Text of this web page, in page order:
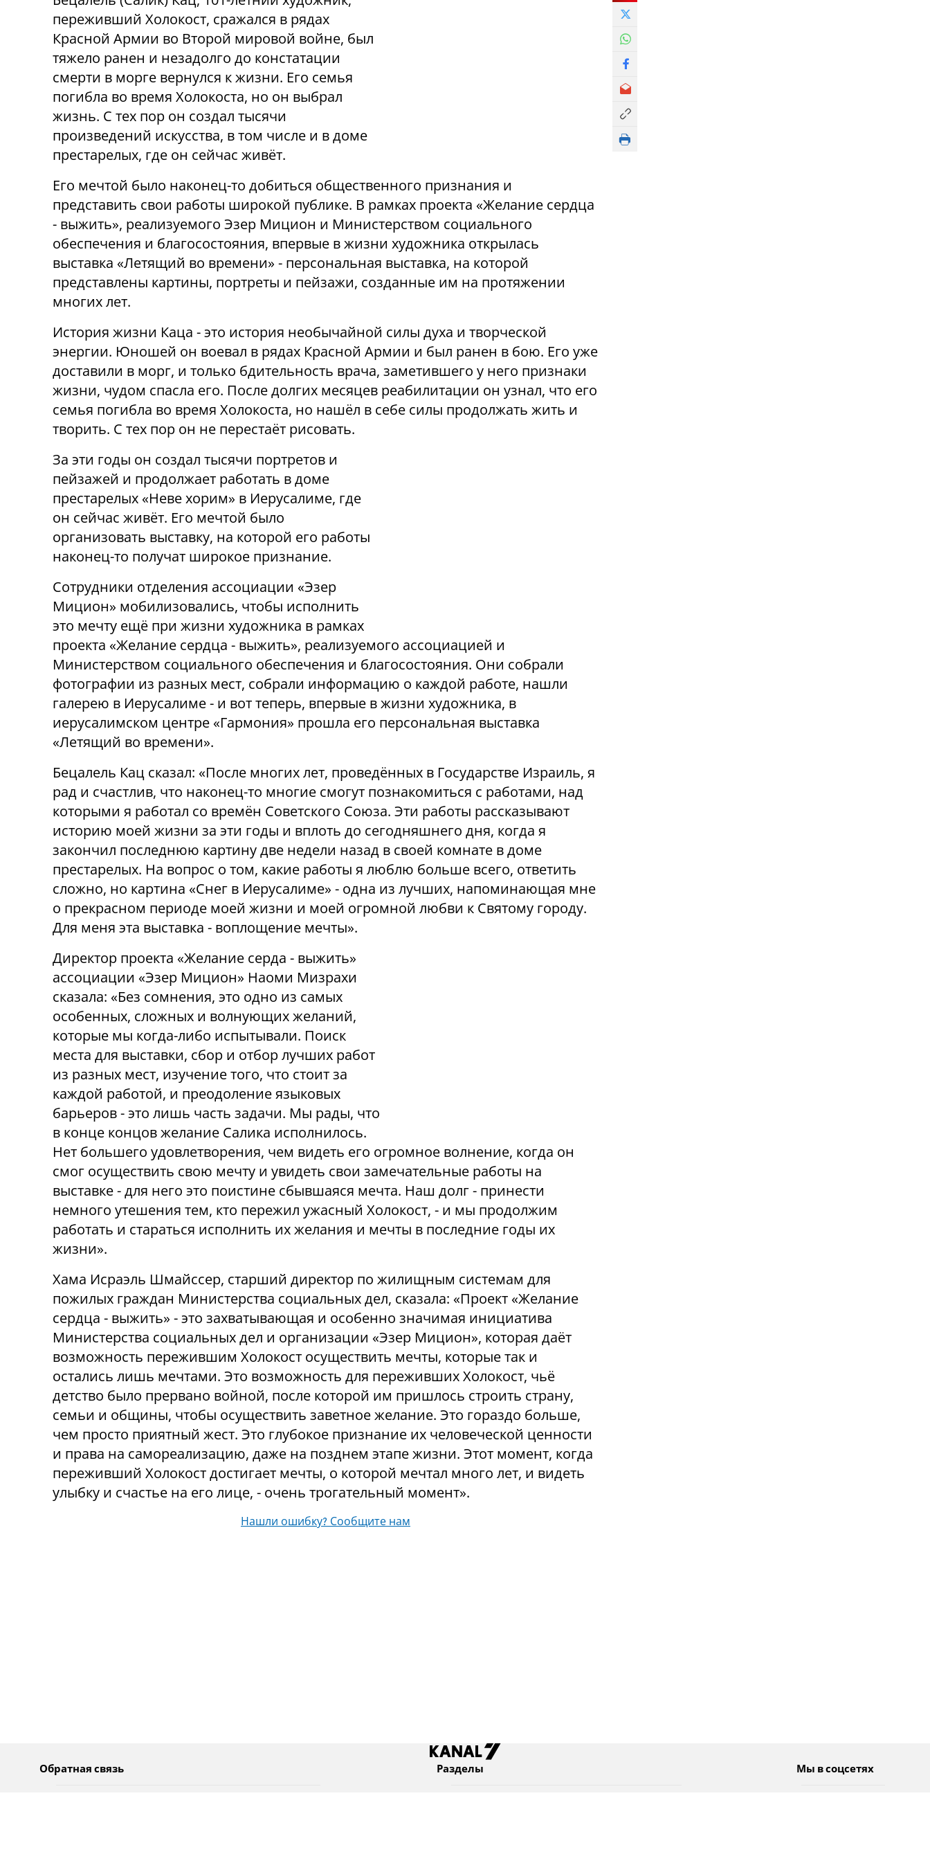
переживший Холокост, сражался в рядах
Красной Армии во Второй мировой войне, был
тяжело ранен и незадолго до констатации
смерти в морге вернулся к жизни. Его семья
погибла во время Холокоста, но он выбрал
жизнь. С тех пор он создал тысячи
произведений искусства, в том числе и в доме
престарелых, где он сейчас живёт.
Его мечтой было наконец-то добиться общественного признания и
представить свои работы широкой публике. В рамках проекта «Желание сердца
- выжить», реализуемого Эзер Мицион и Министерством социального
обеспечения и благосостояния, впервые в жизни художника открылась
выставка «Летящий во времени» - персональная выставка, на которой
представлены картины, портреты и пейзажи, созданные им на протяжении
многих лет.
История жизни Каца - это история необычайной силы духа и творческой
энергии. Юношей он воевал в рядах Красной Армии и был ранен в бою. Его уже
доставили в морг, и только бдительность врача, заметившего у него признаки
жизни, чудом спасла его. После долгих месяцев реабилитации он узнал, что его
семья погибла во время Холокоста, но нашёл в себе силы продолжать жить и
творить. С тех пор он не перестаёт рисовать.
За эти годы он создал тысячи портретов и
пейзажей и продолжает работать в доме
престарелых «Неве хорим» в Иерусалиме, где
он сейчас живёт. Его мечтой было
организовать выставку, на которой его работы
наконец-то получат широкое признание.
Сотрудники отделения ассоциации «Эзер
Мицион» мобилизовались, чтобы исполнить
это мечту ещё при жизни художника в рамках
проекта «Желание сердца - выжить», реализуемого ассоциацией и
Министерством социального обеспечения и благосостояния. Они собрали
фотографии из разных мест, собрали информацию о каждой работе, нашли
галерею в Иерусалиме - и вот теперь, впервые в жизни художника, в
иерусалимском центре «Гармония» прошла его персональная выставка
«Летящий во времени».
Бецалель Кац сказал: «После многих лет, проведённых в Государстве Израиль, я
рад и счастлив, что наконец-то многие смогут познакомиться с работами, над
которыми я работал со времён Советского Союза. Эти работы рассказывают
историю моей жизни за эти годы и вплоть до сегодняшнего дня, когда я
закончил последнюю картину две недели назад в своей комнате в доме
престарелых. На вопрос о том, какие работы я люблю больше всего, ответить
сложно, но картина «Снег в Иерусалиме» - одна из лучших, напоминающая мне
о прекрасном периоде моей жизни и моей огромной любви к Святому городу.
Для меня эта выставка - воплощение мечты».
Директор проекта «Желание серда - выжить»
ассоциации «Эзер Мицион» Наоми Мизрахи
сказала: «Без сомнения, это одно из самых
особенных, сложных и волнующих желаний,
которые мы когда-либо испытывали. Поиск
места для выставки, сбор и отбор лучших работ
из разных мест, изучение того, что стоит за
каждой работой, и преодоление языковых
барьеров - это лишь часть задачи. Мы рады, что
в конце концов желание Салика исполнилось.
Нет большего удовлетворения, чем видеть его огромное волнение, когда он
смог осуществить свою мечту и увидеть свои замечательные работы на
выставке - для него это поистине сбывшаяся мечта. Наш долг - принести
немного утешения тем, кто пережил ужасный Холокост, - и мы продолжим
работать и стараться исполнить их желания и мечты в последние годы их
жизни».
Хама Исраэль Шмайссер, старший директор по жилищным системам для
пожилых граждан Министерства социальных дел, сказала: «Проект «Желание
сердца - выжить» - это захватывающая и особенно значимая инициатива
Министерства социальных дел и организации «Эзер Мицион», которая даёт
возможность пережившим Холокост осуществить мечты, которые так и
остались лишь мечтами. Это возможность для переживших Холокост, чьё
детство было прервано войной, после которой им пришлось строить страну,
семьи и общины, чтобы осуществить заветное желание. Это гораздо больше,
чем просто приятный жест. Это глубокое признание их человеческой ценности
и права на самореализацию, даже на позднем этапе жизни. Этот момент, когда
переживший Холокост достигает мечты, о которой мечтал много лет, и видеть
улыбку и счастье на его лице, - очень трогательный момент».
Нашли ошибку? Сообщите нам
Обратная связь Разделы Мы в соцсетях